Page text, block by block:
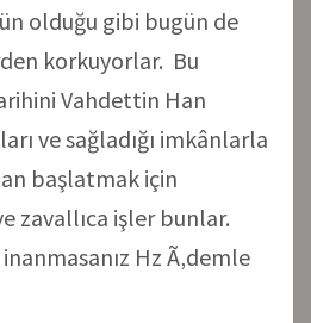
olduğu gibi bugün de
korkuyorlar. Bu
Vahdettin Han
ve sağladığı imkânlarla
başlatmak için
zavallıca işler bunlar.
Hz Ã‚demle